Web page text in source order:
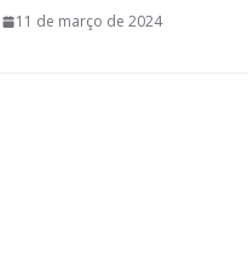
11 de março de 2024